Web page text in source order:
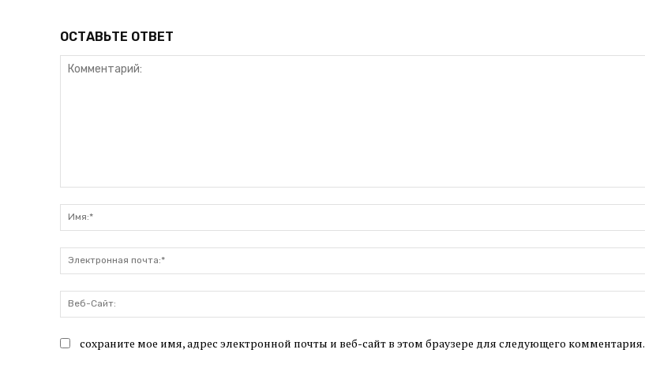
ОСТАВЬТЕ ОТВЕТ
сохраните мое имя, адрес электронной почты и веб-сайт в этом браузере для следующего комментария.